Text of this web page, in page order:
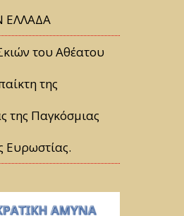
ΕΛΛΑΔΑ
του Αθέατου
της
της Παγκόσμιας
Ευρωστίας.